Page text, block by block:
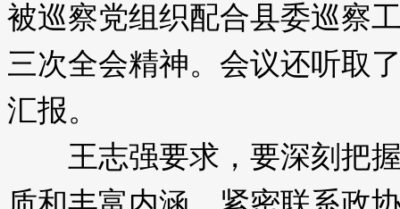
被巡察党组织配合县委巡察
三次全会精神。会议还听取
汇报。
王志强要求，要深刻把握